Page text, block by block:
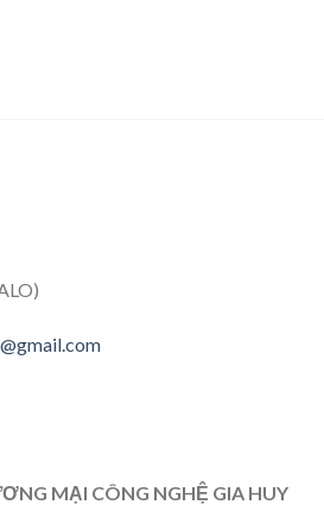
MẠI CÔNG NGHỆ GIA HUY